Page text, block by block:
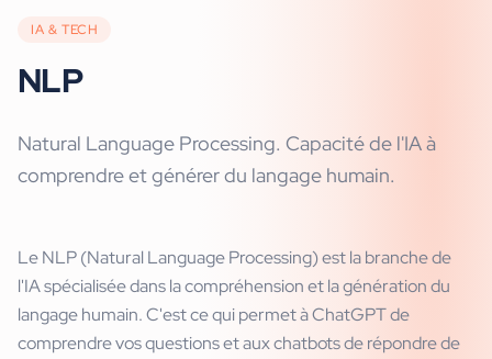
IA & TECH
NLP
Natural Language Processing. Capacité de l'IA à
comprendre et générer du langage humain.
Le NLP (Natural Language Processing) est la branche de
l'IA spécialisée dans la compréhension et la génération du
langage humain. C'est ce qui permet à ChatGPT de
comprendre vos questions et aux chatbots de répondre de